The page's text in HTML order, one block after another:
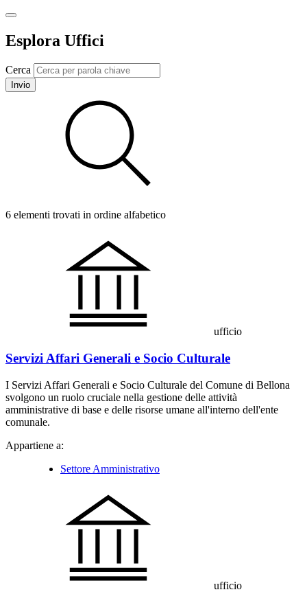
Esplora Uffici
Cerca
Invio
6 elementi trovati in ordine alfabetico
ufficio
Servizi Affari Generali e Socio Culturale
I Servizi Affari Generali e Socio Culturale del Comune di Bellona
svolgono un ruolo cruciale nella gestione delle attività
amministrative di base e delle risorse umane all'interno dell'ente
comunale.
Appartiene a:
Settore Amministrativo
ufficio